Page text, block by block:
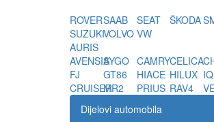
ROVERSAAB SEAT ŠKODA
SUZUKIVOLVO VW
AURIS
AVENSISAYGO CAMRYCELICA
FJ
CRUISER
GT86 HIACE HILUX IQ
MR2
PRIUS RAV4
Dijelovi automobila